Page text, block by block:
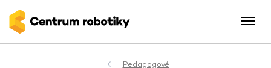
Pedagogové